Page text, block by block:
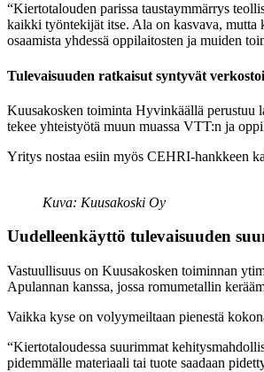
“Kiertotalouden parissa taustaymmärrys
kaikki työntekijät itse. Ala on kasvava, mutta
osaamista yhdessä oppilaitosten ja muiden
Tulevaisuuden ratkaisut syntyvät
Kuusakosken toiminta Hyvinkäällä perustuu
tekee yhteistyötä muun muassa VTT:n ja
Yritys nostaa esiin myös CEHRI-hankkeen
Kuva: Kuusakoski Oy
Uudelleenkäyttö tulevaisuuden
Vastuullisuus on Kuusakosken toiminnan
Apulannan kanssa, jossa romumetallin
Vaikka kyse on volyymeiltaan pienestä
“Kiertotaloudessa suurimmat
pidemmälle materiaali tai tuote saadaan